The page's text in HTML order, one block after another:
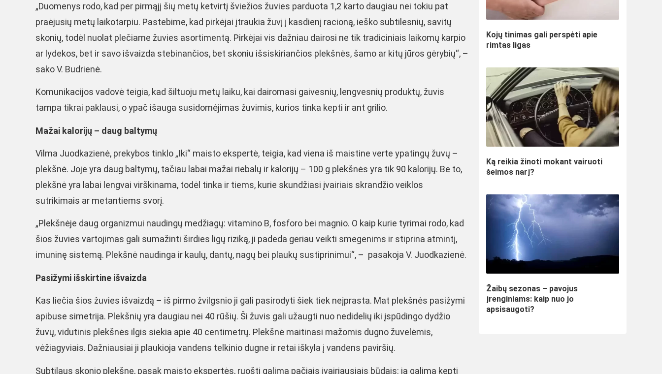
„Duomenys rodo, kad per pirmąjį šių metų ketvirtį šviežios žuvies parduota 1,2 karto daugiau nei tokiu pat
praėjusių metų laikotarpiu. Pastebime, kad pirkėjai įtraukia žuvį į kasdienį racioną, ieško subtilesnių, savitų
skonių, todėl nuolat plečiame žuvies asortimentą. Pirkėjai vis dažniau dairosi ne tik tradiciniais laikomų karpio
ar lydekos, bet ir savo išvaizda stebinančios, bet skoniu išsiskiriančios plekšnės, šamo ar kitų jūros gėrybių“, –
sako V. Budrienė.
Komunikacijos vadovė teigia, kad šiltuoju metų laiku, kai dairomasi gaivesnių, lengvesnių produktų, žuvis
tampa tikrai paklausi, o ypač išauga susidomėjimas žuvimis, kurios tinka kepti ir ant grilio.
Mažai kalorijų – daug baltymų
Vilma Juodkazienė, prekybos tinklo „Iki“ maisto ekspertė, teigia, kad viena iš maistine verte ypatingų žuvų –
plekšnė. Joje yra daug baltymų, tačiau labai mažai riebalų ir kalorijų – 100 g plekšnės yra tik 90 kalorijų. Be to,
plekšnė yra labai lengvai virškinama, todėl tinka ir tiems, kurie skundžiasi įvairiais skrandžio veiklos
sutrikimais ar metantiems svorį.
„Plekšnėje daug organizmui naudingų medžiagų: vitamino B, fosforo bei magnio. O kaip kurie tyrimai rodo, kad
šios žuvies vartojimas gali sumažinti širdies ligų riziką, ji padeda geriau veikti smegenims ir stiprina atmintį,
imuninę sistemą. Plekšnė naudinga ir kaulų, dantų, nagų bei plaukų sustiprinimui“, – pasakoja V. Juodkazienė.
Pasižymi išskirtine išvaizda
Kas liečia šios žuvies išvaizdą – iš pirmo žvilgsnio ji gali pasirodyti šiek tiek neįprasta. Mat plekšnės pasižymi
apibuse simetrija. Plekšnių yra daugiau nei 40 rūšių. Ši žuvis gali užaugti nuo nedidelių iki įspūdingo dydžio
žuvų, vidutinis plekšnės ilgis siekia apie 40 centimetrų. Plekšnė maitinasi mažomis dugno žuvelėmis,
vėžiagyviais. Dažniausiai ji plaukioja vandens telkinio dugne ir retai iškyla į vandens paviršių.
Subtilaus skonio plekšnę, pasak maisto ekspertės, ruošti galima pačiais įvairiausiais būdais: ją galima kepti
Kojų tinimas gali perspėti apie
rimtas ligas
Ką reikia žinoti mokant vairuoti
šeimos narį?
Žaibų sezonas – pavojus
įrenginiams: kaip nuo jo
apsisaugoti?